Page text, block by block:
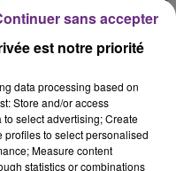
REIMS FERME
est notre priorité
data processing based on
Store and/or access
select advertising; Create
to select personalised
Measure content
statistics or combinations
sans accepter